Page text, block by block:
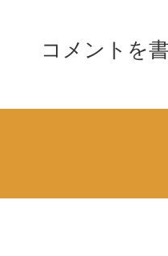
コメントを